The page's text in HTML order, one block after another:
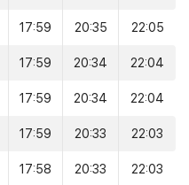
17:59 20:35 22:05
17:59 20:34 22:04
17:59 20:34 22:04
17:59 20:33 22:03
17:58 20:33 22:03